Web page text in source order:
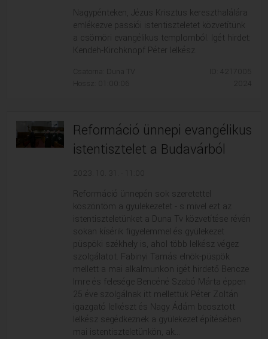
Nagypénteken, Jézus Krisztus kereszthalálára
emlékezve passiói istentiszteletet közvetítünk
a csömöri evangélikus templomból. Igét hirdet:
Kendeh-Kirchknopf Péter lelkész.
Csatorna: Duna TV
Hossz: 01:00:06
ID: 4217005
2024
Reformáció ünnepi evangélikus
istentisztelet a Budavárból
Reformáció ünnepén sok szeretettel
köszöntöm a gyülekezetet - s mivel ezt az
istentiszteletünket a Duna Tv közvetítése révén
sokan kísérik figyelemmel és gyülekezet
püspöki székhely is, ahol több lelkész végez
szolgálatot. Fabinyi Tamás elnök-püspök
mellett a mai alkalmunkon igét hirdető Bencze
Imre és felesége Bencéné Szabó Márta éppen
25 éve szolgálnak itt mellettük Péter Zoltán
igazgató lelkészt és Nagy Ádám beosztott
lelkész segédkeznek a gyülekezet építésében
mai istentiszteletünkön, ak...